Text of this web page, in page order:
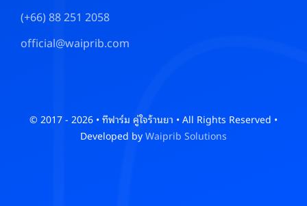
(+66) 88 251 2058
official@waiprib.com
© 2017 - 2026 • ทีฟาร์ม คู่ใจร้านยา • All Rights Reserved •
Developed byWaiprib Solutions